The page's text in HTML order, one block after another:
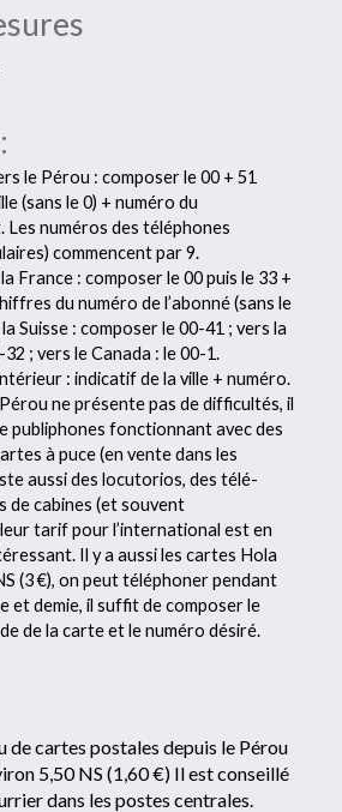
le Pérou : composer le 00 + 51
(sans le 0) + numéro du
numéros des téléphones
commencent par 9.
France : composer le 00 puis le 33 +
du numéro de l’abonné (sans le
Suisse : composer le 00-41 ; vers la
; vers le Canada : le 00-1.
: indicatif de la ville + numéro.
ne présente pas de difficultés, il
publiphones fonctionnant avec des
à puce (en vente dans les
aussi des locutorios, des télé-
de cabines (et souvent
tarif pour l’international est en
Il y a aussi les cartes Hola
(3 €), on peut téléphoner pendant
et demie, il suffit de composer le
de la carte et le numéro désiré.
de cartes postales depuis le Pérou
5,50 NS (1,60 €) Il est conseillé
dans les postes centrales.